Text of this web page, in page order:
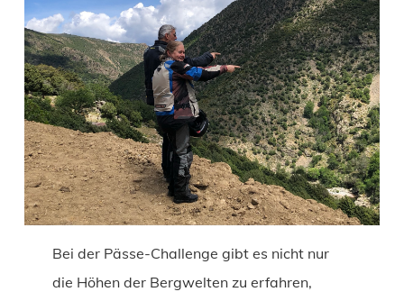
Bei der Pässe-Challenge gibt es nicht nur
die Höhen der Bergwelten zu erfahren,